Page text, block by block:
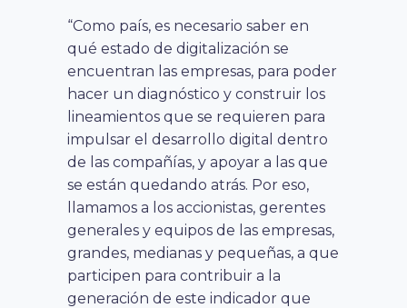
“Como país, es necesario saber en
qué estado de digitalización se
encuentran las empresas, para poder
hacer un diagnóstico y construir los
lineamientos que se requieren para
impulsar el desarrollo digital dentro
de las compañías, y apoyar a las que
se están quedando atrás. Por eso,
llamamos a los accionistas, gerentes
generales y equipos de las empresas,
grandes, medianas y pequeñas, a que
participen para contribuir a la
generación de este indicador que